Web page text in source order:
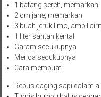
1 batang sereh, memarkan
2 cm jahe, memarkan
3 buah jeruk limo, ambil
1 liter santan kental
Garam secukupnya
Merica secukupnya
Cara membuat:
Rebus daging sapi dalam